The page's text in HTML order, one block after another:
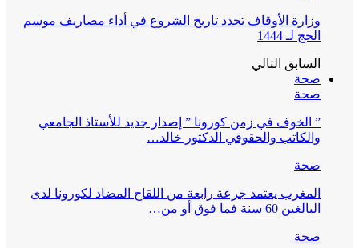
وزارة الأوقاف تحدد تاريخ الشروع في أداء مصاريف موسم
الحج لـ 1444
السابق التالي
صحة
صحة
” الخوف في زمن كورونا ” إصدار جديد للأستاذ الجامعي
والكاتب والحقوقي الدكتور خالد…
صحة
المغرب يعتمد جرعة رابعة من اللقاح المضاد لكورونا لدى
البالغين 60 سنة فما فوق أو من…
صحة